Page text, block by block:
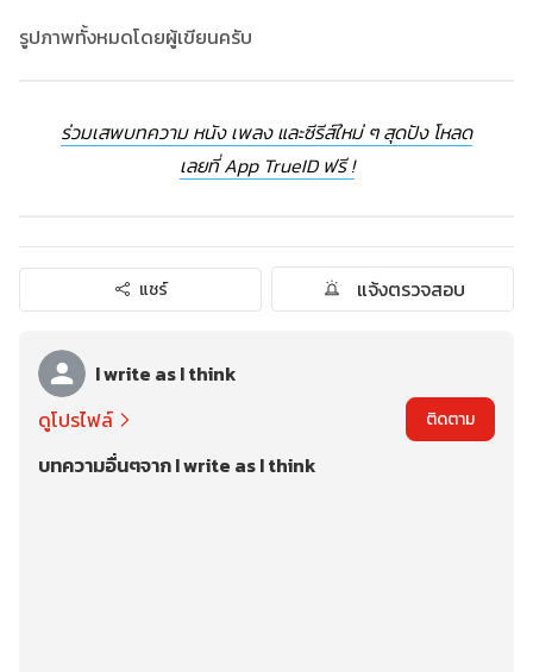
รูปภาพทั้งหมดโดยผู้เขียนครับ
ร่วมเสพบทความ หนัง เพลง และซีรีส์ใหม่ ๆ สุดปัง โหลด
เลยที่ App TrueID ฟรี !
แชร์ แจ้งตรวจสอบ
I write as I think
ดูโปรไฟล์
ติดตาม
บทความอื่นๆจาก I write as I think